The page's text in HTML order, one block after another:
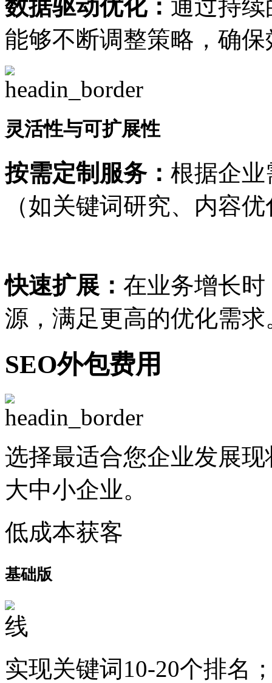
数据驱动优化： 通过持
能够不断调整策略，确
灵活性与可扩展性
按需定制服务： 根据企业
（如关键词研究、内容
快速扩展： 在业务增长
源，满足更高的优化需求
SEO外包费用
选择最适合您企业发展
大中小企业。
低成本获客
基础版
实现关键词10-20个排名